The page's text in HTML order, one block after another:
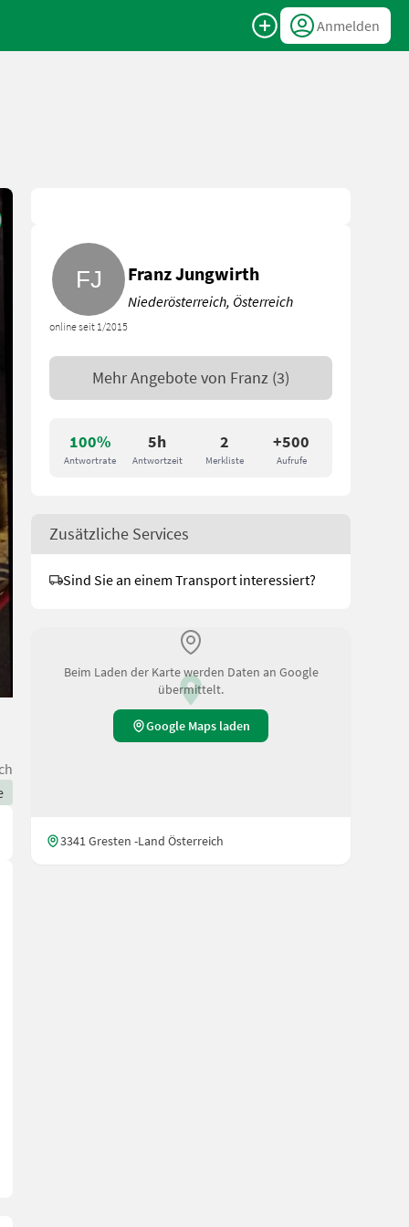
Anmelden
100%
Antwortrate
5h
Antwortzeit
2
Merkliste
+500
Aufrufe
online seit 1/2015
Franz Jungwirth
Niederösterreich, Österreich
Mehr Angebote von Franz (3)
Zusätzliche Services
Sind Sie an einem Transport interessiert?
Beim Laden der Karte werden Daten an Google
übermittelt.
Google Maps laden
3341 Gresten -Land Österreich